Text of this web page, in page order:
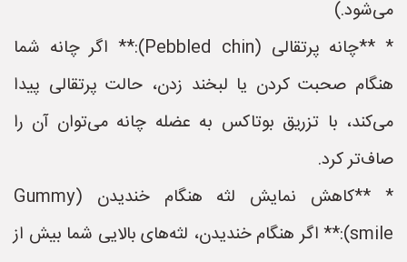
می‌شود.)
* **چانه پرتقالی (Pebbled chin):** اگر چانه شما
هنگام صحبت کردن یا لبخند زدن، حالت پرتقالی پیدا
می‌کند، با تزریق بوتاکس به عضله چانه می‌توان آن را
صاف‌تر کرد.
* **کاهش نمایش لثه هنگام خندیدن (Gummy
smile):** اگر هنگام خندیدن، لثه‌های بالایی شما بیش از